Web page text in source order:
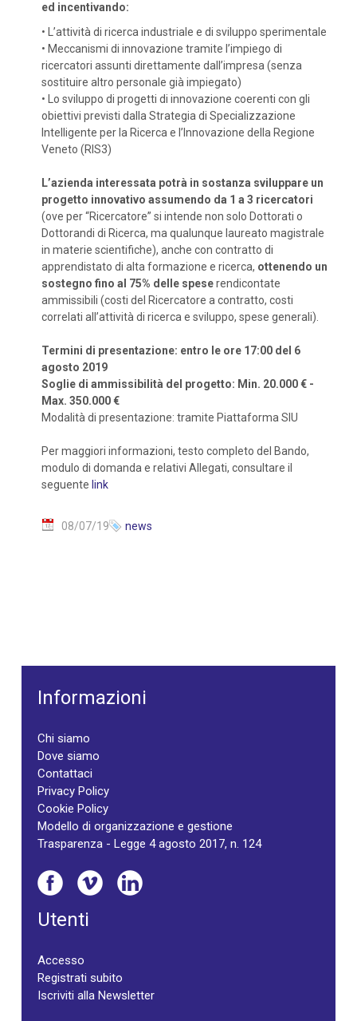
ed incentivando:
• L’attività di ricerca industriale e di sviluppo sperimentale
• Meccanismi di innovazione tramite l’impiego di
ricercatori assunti direttamente dall’impresa (senza
sostituire altro personale già impiegato)
• Lo sviluppo di progetti di innovazione coerenti con gli
obiettivi previsti dalla Strategia di Specializzazione
Intelligente per la Ricerca e l’Innovazione della Regione
Veneto (RIS3)
L’azienda interessata potrà in sostanza sviluppare un
progetto innovativo assumendo da 1 a 3 ricercatori
(ove per “Ricercatore” si intende non solo Dottorati o
Dottorandi di Ricerca, ma qualunque laureato magistrale
in materie scientifiche), anche con contratto di
apprendistato di alta formazione e ricerca, ottenendo un
sostegno fino al 75% delle speserendicontate
ammissibili (costi del Ricercatore a contratto, costi
correlati all’attività di ricerca e sviluppo, spese generali).
Termini di presentazione: entro le ore 17:00 del 6
agosto 2019
Soglie di ammissibilità del progetto: Min. 20.000 € -
Max. 350.000 €
Modalità di presentazione: tramite Piattaforma SIU
Per maggiori informazioni, testo completo del Bando,
modulo di domanda e relativi Allegati, consultare il
seguente link
08/07/19 news
Informazioni
Chi siamo
Dove siamo
Contattaci
Privacy Policy
Cookie Policy
Modello di organizzazione e gestione
Trasparenza - Legge 4 agosto 2017, n. 124
Utenti
Accesso
Registrati subito
Iscriviti alla Newsletter